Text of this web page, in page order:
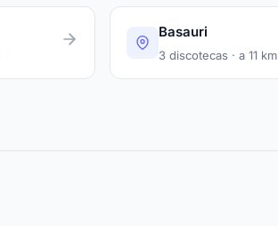
Basauri
3 discotecas · a 11 km